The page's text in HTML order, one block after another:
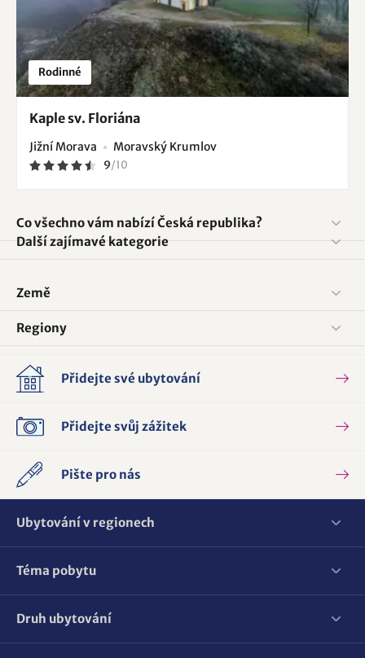
Rodinné
Kaple sv. Floriána
Jižní Morava Moravský Krumlov
9/10
Co všechno vám nabízí Česká republika?
Další zajímavé kategorie
Země
Regiony
Přidejte své ubytování
Přidejte svůj zážitek
Pište pro nás
Ubytování v regionech
Téma pobytu
Druh ubytování